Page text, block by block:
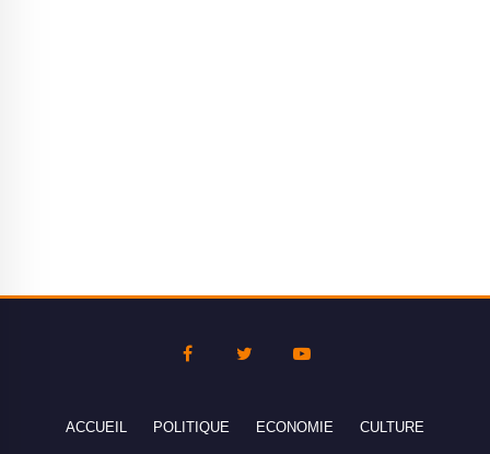
ACCUEIL POLITIQUE ECONOMIE CULTURE